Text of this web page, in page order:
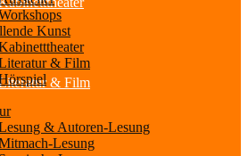
& Film
Kunst
& Film
& Autoren-Lesung
Lesung